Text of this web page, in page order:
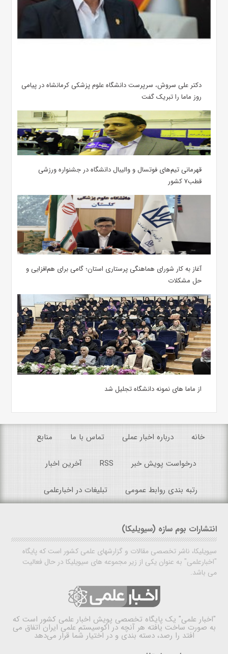
دکتر علی سروش، سرپرست دانشگاه علوم پزشکی کرمانشاه در پیامی
روز ماما را تبریک گفت
قهرمانی تیم‌های فوتسال و والیبال دانشگاه در جشنواره ورزشی
قطب۷ کشور
آغاز به کار شورای هماهنگی پرستاری استان؛ گامی برای هم‌افزایی و
حل مشکلات
از ماما های نمونه دانشگاه تجلیل شد
خانه درباره اخبار عملی تماس با ما منابع
درخواست پویش خبر RSS آخرین اخبار
رتبه بندی روابط عمومی تبلیغات در اخبارعلمی
انتشارات بوم سازه (سیویلیکا)
سیویلیکا، ناشر تخصصی مقالات و گزارشهای علمی کشور است که پایگاه
"اخبارعلمی" به عنوان یکی از زیر مجموعه های سیویلیکا در حال فعالیت
می باشد.
"اخبار علمی" یک پایگاه تخصصی پویش اخبار علمی کشور است که
به صورت ساخت یافته هر آنچه در اکوسیستم علمی ایران اتفاق می
افتد را رصد، دسته بندی و در اختیار شما قرار می‌دهد